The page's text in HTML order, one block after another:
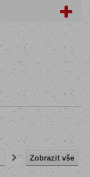
Zobrazit vše